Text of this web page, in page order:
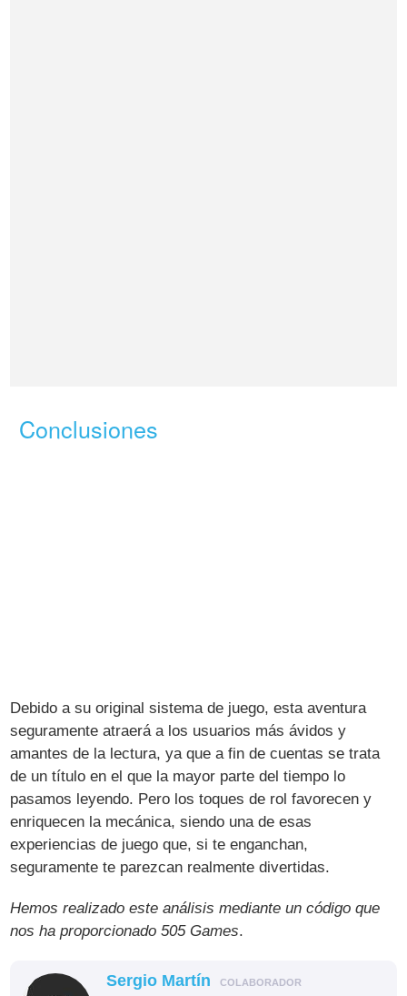
Conclusiones
Debido a su original sistema de juego, esta aventura
seguramente atraerá a los usuarios más ávidos y
amantes de la lectura, ya que a fin de cuentas se trata
de un título en el que la mayor parte del tiempo lo
pasamos leyendo. Pero los toques de rol favorecen y
enriquecen la mecánica, siendo una de esas
experiencias de juego que, si te enganchan,
seguramente te parezcan realmente divertidas.
Hemos realizado este análisis mediante un código que
nos ha proporcionado 505 Games.
Sergio Martín COLABORADOR